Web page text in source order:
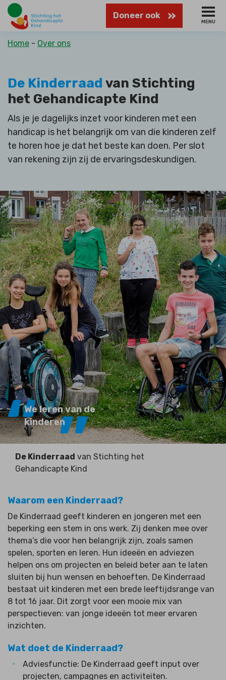
Naar
hoofdinhoud
Doneer ook
MENU
Kruimelpad
Home Over ons
De Kinderraad van Stichting
het Gehandicapte Kind
Als je je dagelijks inzet voor kinderen met een
handicap is het belangrijk om van die kinderen zelf
te horen hoe je dat het beste kan doen. Per slot
van rekening zijn zij de ervaringsdeskundigen.
We leren van de
kinderen
De Kinderraad van Stichting het
Gehandicapte Kind
Waarom een Kinderraad?
De Kinderraad geeft kinderen en jongeren met een
beperking een stem in ons werk. Zij denken mee over
thema’s die voor hen belangrijk zijn, zoals samen
spelen, sporten en leren. Hun ideeën en adviezen
helpen ons om projecten en beleid beter aan te laten
sluiten bij hun wensen en behoeften. De Kinderraad
bestaat uit kinderen met een brede leeftijdsrange van
8 tot 16 jaar. Dit zorgt voor een mooie mix van
perspectieven: van jonge ideeën tot meer ervaren
inzichten.
Wat doet de Kinderraad?
Adviesfunctie: De Kinderraad geeft input over
projecten, campagnes en activiteiten.